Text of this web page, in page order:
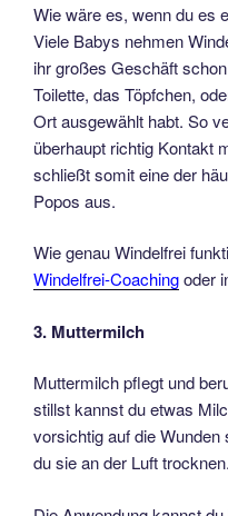
Wie wäre es, wenn du es
Viele Babys nehmen
ihr großes Geschäft
Toilette, das Töpfchen,
Ort ausgewählt habt. So
überhaupt richtig Kontakt
schließt somit eine der
Popos aus.
Wie genau Windelfrei
Windelfrei-Coachingoder
3. Muttermilch
Muttermilch pflegt und
stillst kannst du etwas
vorsichtig auf die
du sie an der Luft trocknen.